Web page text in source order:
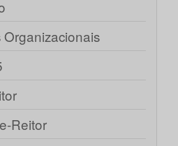
Reitor